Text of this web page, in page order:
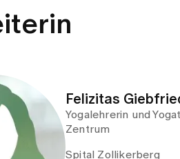
Felizitas
Yogalehrerin und
Zentrum
Spital Zollikerberg